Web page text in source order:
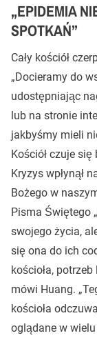
„EPIDEMIA
SPOTKAŃ”
Cały kościół
„Docieramy do
udostępniając
lub na stronie
jakbyśmy mieli
Kościół czuje
Kryzys wpłynął
Bożego w
Pisma Świętego
swojego życia,
się ona do ich
kościoła,
mówi Huang.
kościoła
oglądane w